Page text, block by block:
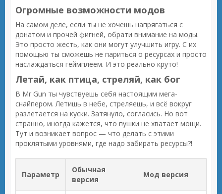
Огромные возможности модов
На самом деле, если ты не хочешь напрягаться с
донатом и прочей фигней, обрати внимание на моды.
Это просто жесть, как они могут улучшить игру. С их
помощью ты сможешь не париться о ресурсах и просто
наслаждаться геймплеем. И это реально круто!
Летай, как птица, стреляй, как бог
В Mr Gun ты чувствуешь себя настоящим мега-
снайпером. Летишь в небе, стреляешь, и всё вокруг
разлетается на куски. Затянуло, согласись. Но вот
странно, иногда кажется, что пушки не хватает мощи.
Тут и возникает вопрос — что делать с этими
проклятыми уровнями, где надо забирать ресурсы?!
Параметр
Обычная
версия
Мод версия